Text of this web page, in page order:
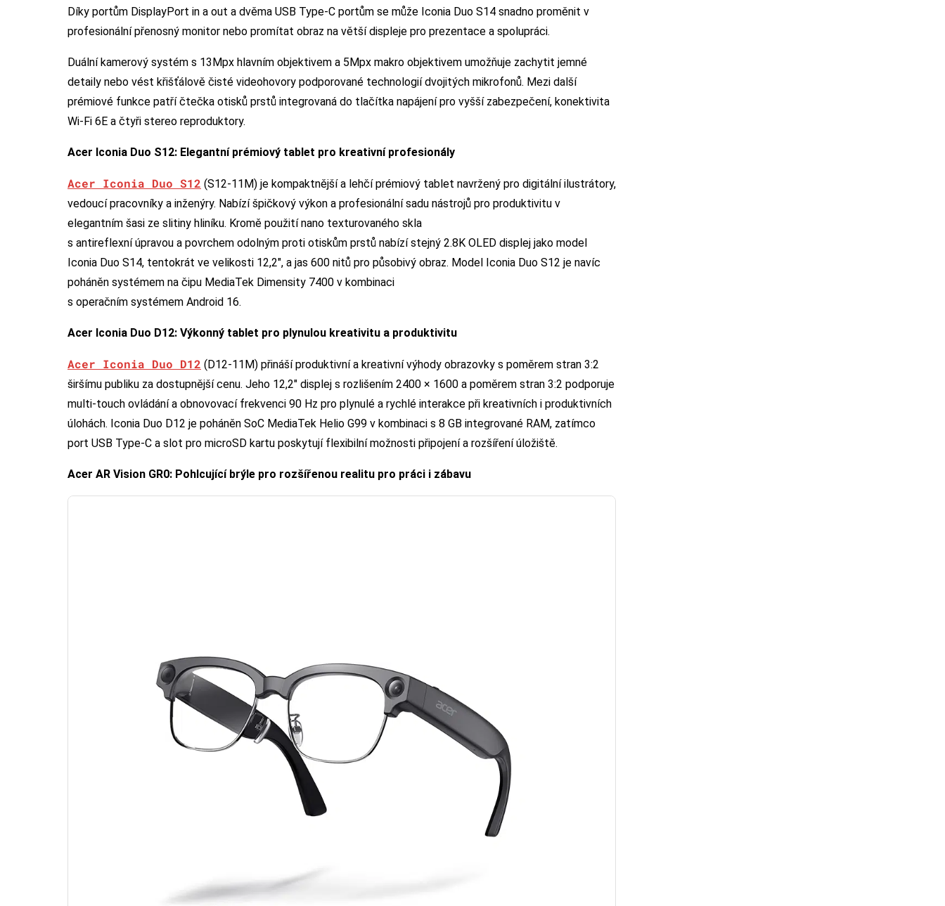
Díky portům DisplayPort in a out a dvěma USB Type-C portům se může Iconia Duo S14 snadno proměnit v
profesionální přenosný monitor nebo promítat obraz na větší displeje pro prezentace a spolupráci.
Duální kamerový systém s 13Mpx hlavním objektivem a 5Mpx makro objektivem umožňuje zachytit jemné
detaily nebo vést křišťálově čisté videohovory podporované technologií dvojitých mikrofonů. Mezi další
prémiové funkce patří čtečka otisků prstů integrovaná do tlačítka napájení pro vyšší zabezpečení, konektivita
Wi-Fi 6E a čtyři stereo reproduktory.
Acer Iconia Duo S12: Elegantní prémiový tablet pro kreativní profesionály
Acer Iconia Duo S12 (S12-11M) je kompaktnější a lehčí prémiový tablet navržený pro digitální ilustrátory,
vedoucí pracovníky a inženýry. Nabízí špičkový výkon a profesionální sadu nástrojů pro produktivitu v
elegantním šasi ze slitiny hliníku. Kromě použití nano texturovaného skla
s antireflexní úpravou a povrchem odolným proti otiskům prstů nabízí stejný 2.8K OLED displej jako model
Iconia Duo S14, tentokrát ve velikosti 12,2″, a jas 600 nitů pro působivý obraz. Model Iconia Duo S12 je navíc
poháněn systémem na čipu MediaTek Dimensity 7400 v kombinaci
s operačním systémem Android 16.
Acer Iconia Duo D12: Výkonný tablet pro plynulou kreativitu a produktivitu
Acer Iconia Duo D12 (D12-11M) přináší produktivní a kreativní výhody obrazovky s poměrem stran 3:2
širšímu publiku za dostupnější cenu. Jeho 12,2″ displej s rozlišením 2400 × 1600 a poměrem stran 3:2 podporuje
multi-touch ovládání a obnovovací frekvenci 90 Hz pro plynulé a rychlé interakce při kreativních i produktivních
úlohách. Iconia Duo D12 je poháněn SoC MediaTek Helio G99 v kombinaci s 8 GB integrované RAM, zatímco
port USB Type-C a slot pro microSD kartu poskytují flexibilní možnosti připojení a rozšíření úložiště.
Acer AR Vision GR0: Pohlcující brýle pro rozšířenou realitu pro práci i zábavu